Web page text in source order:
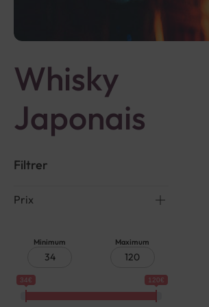
Whisky
Japonais
Filtrer
Prix
Minimum Maximum
34€ 120€